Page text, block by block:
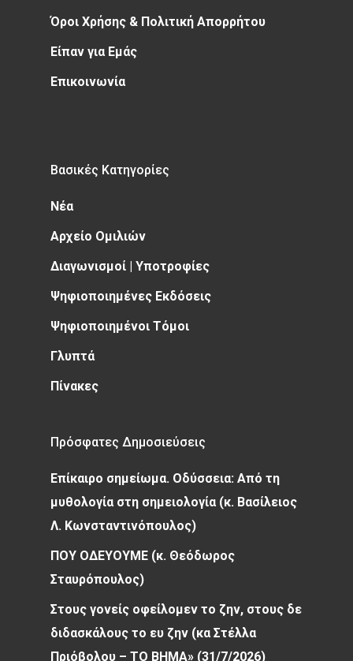
Όροι Χρήσης & Πολιτική Απορρήτου
Είπαν για Εμάς
Επικοινωνία
Βασικές Κατηγορίες
Νέα
Αρχείο Ομιλιών
Διαγωνισμοί | Υποτροφίες
Ψηφιοποιημένες Εκδόσεις
Ψηφιοποιημένοι Τόμοι
Γλυπτά
Πίνακες
Πρόσφατες Δημοσιεύσεις
Επίκαιρο σημείωμα. Οδύσσεια: Από τη
μυθολογία στη σημειολογία (κ. Βασίλειος
Λ. Κωνσταντινόπουλος)
ΠΟΥ ΟΔΕΥΟΥΜΕ (κ. Θεόδωρος
Σταυρόπουλος)
Στους γονείς οφείλομεν το ζην, στους δε
διδασκάλους το ευ ζην (κα Στέλλα
Πριόβολου – ΤΟ ΒΗΜΑ» (31/7/2026)